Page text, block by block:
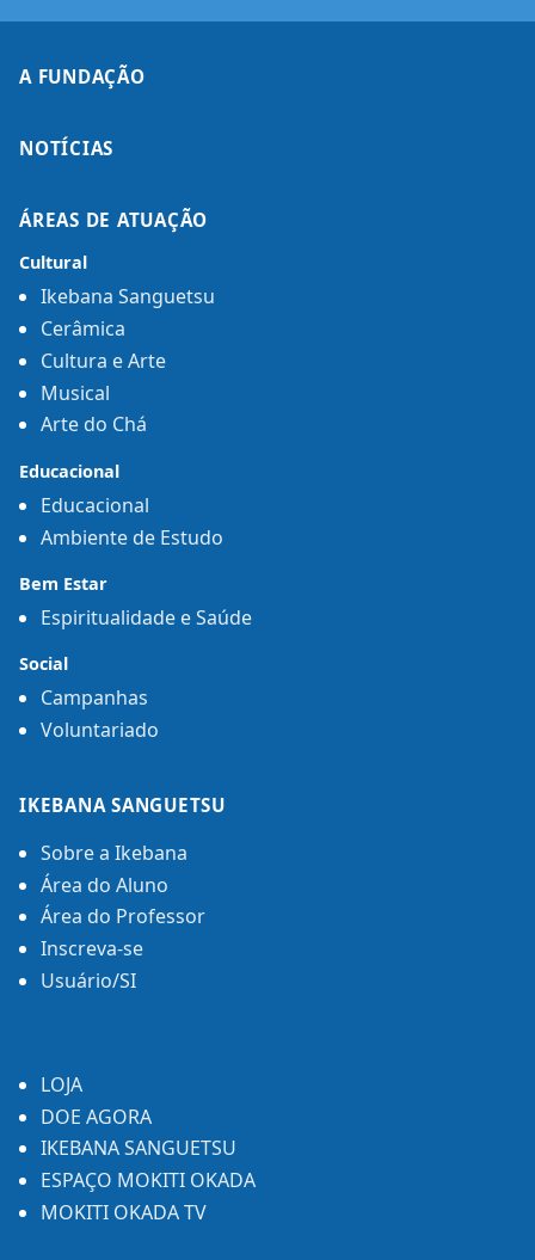
A FUNDAÇÃO
NOTÍCIAS
ÁREAS DE ATUAÇÃO
Cultural
Ikebana Sanguetsu
Cerâmica
Cultura e Arte
Musical
Arte do Chá
Educacional
Educacional
Ambiente de Estudo
Bem Estar
Espiritualidade e Saúde
Social
Campanhas
Voluntariado
IKEBANA SANGUETSU
Sobre a Ikebana
Área do Aluno
Área do Professor
Inscreva-se
Usuário/SI
LOJA
DOE AGORA
IKEBANA SANGUETSU
ESPAÇO MOKITI OKADA
MOKITI OKADA TV